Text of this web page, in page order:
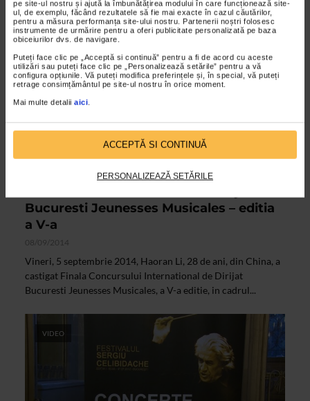
pe site-ul nostru și ajută la îmbunătățirea modului în care funcționează site-
ul, de exemplu, făcând rezultatele să fie mai exacte în cazul căutărilor,
pentru a măsura performanța site-ului nostru. Partenerii noștri folosesc
instrumente de urmărire pentru a oferi publicitate personalizată pe baza
obiceiurilor dvs. de navigare.
Puteți face clic pe „Acceptă si continuă” pentru a fi de acord cu aceste
utilizări sau puteți face clic pe „Personalizează setările” pentru a vă
configura opțiunile. Vă puteți modifica preferințele și, în special, vă puteți
retrage consimțământul pe site-ul nostru în orice moment.
Mai multe detalii aici.
ACCEPTĂ SI CONTINUĂ
PERSONALIZEAZĂ SETĂRILE
ALTE MATERIALE
Haoran Li, marele castigator al
Bucuresti Jeunesses Musicales – editia
a V-a
08/09/2014
Vineri, 5 septembrie 2014, Haoran Li, 28 de ani, din China, a
castigat Finala Concursului International de Dirijat
Bucuresti Jeunesses Musicales, a V-a editie, in cadrul...
VIDEO